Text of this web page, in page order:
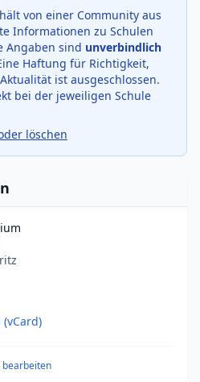
von einer Community aus
Informationen zu Schulen
Angaben sind unverbindlich
Haftung für Richtigkeit,
ist ausgeschlossen.
bei der jeweiligen Schule
löschen
bearbeiten